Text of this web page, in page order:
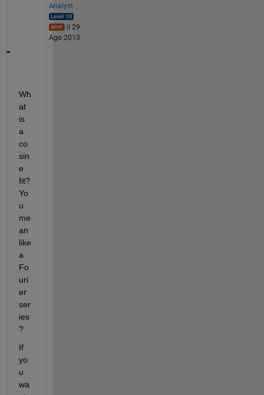
Analyst
il 29
Ago 2013
Wh
at
is
a
co
sin
e
fit?
Yo
u
me
an
like
a
Fo
uri
er
ser
ies
?
If
yo
u
wa